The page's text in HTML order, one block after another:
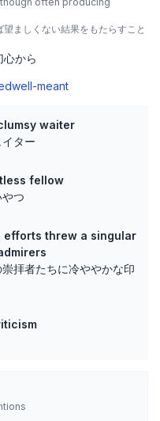
ましくない結果をもたらすこと
心から
well-meant
waiter
ター
fellow
つ
threw a singular
拝者たちに冷ややかな印